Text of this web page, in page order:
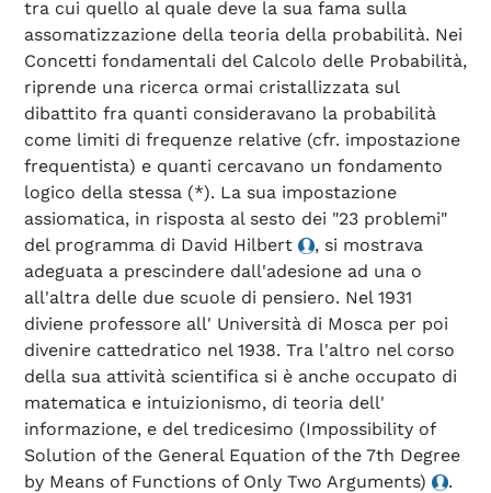
tra cui quello al quale deve la sua fama sulla
assomatizzazione della teoria della probabilità. Nei
Concetti fondamentali del Calcolo delle Probabilità,
riprende una ricerca ormai cristallizzata sul
dibattito fra quanti consideravano la probabilità
come limiti di frequenze relative (cfr. impostazione
frequentista) e quanti cercavano un fondamento
logico della stessa (*). La sua impostazione
assiomatica, in risposta al sesto dei "23 problemi"
del programma di David Hilbert
, si mostrava
adeguata a prescindere dall'adesione ad una o
all'altra delle due scuole di pensiero. Nel 1931
diviene professore all' Università di Mosca per poi
divenire cattedratico nel 1938. Tra l'altro nel corso
della sua attività scientifica si è anche occupato di
matematica e intuizionismo, di teoria dell'
informazione, e del tredicesimo (Impossibility of
Solution of the General Equation of the 7th Degree
by Means of Functions of Only Two Arguments)
.